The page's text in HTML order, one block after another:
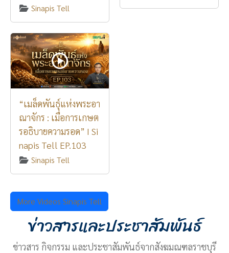
Sinapis Tell
“เมล็ดพันธุ์แห่งพระอา
ณาจักร : เมื่อการเกษต
รอธิบายความรอด” I Si
napis Tell EP.103
Sinapis Tell
More Videos Sinapis Tell
ข่าวสารและประชาสัมพันธ์
ข่าวสาร กิจกรรม และประชาสัมพันธ์จากสังฆมณฑลราชบุรี